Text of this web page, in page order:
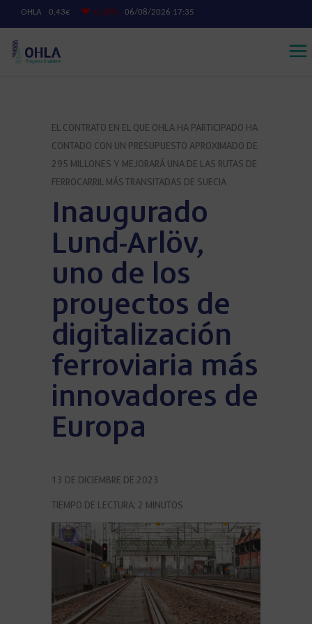
EL CONTRATO EN EL QUE OHLA HA PARTICIPADO HA
CONTADO CON UN PRESUPUESTO APROXIMADO DE
295 MILLONES Y MEJORARÁ UNA DE LAS RUTAS DE
FERROCARRIL MÁS TRANSITADAS DE SUECIA
Inaugurado
Lund-Arlöv,
uno de los
proyectos de
digitalización
ferroviaria más
innovadores de
Europa
13 DE DICIEMBRE DE 2023
TIEMPO DE LECTURA: 2 MINUTOS